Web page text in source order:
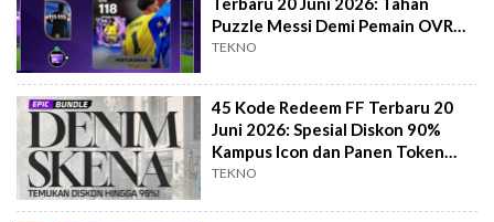
Puzzle Messi Demi Pemain OVR
118
TEKNO
45 Kode Redeem FF Terbaru 20
Juni 2026: Spesial Diskon 90%
Kampus Icon dan Panen Token
Eclipse
TEKNO